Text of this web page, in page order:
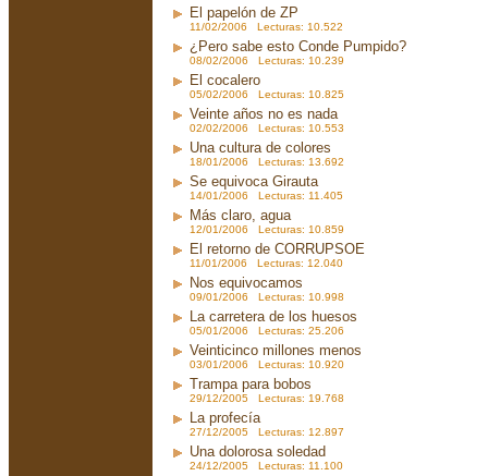
El papelón de ZP
11/02/2006 Lecturas: 10.522
¿Pero sabe esto Conde Pumpido?
08/02/2006 Lecturas: 10.239
El cocalero
05/02/2006 Lecturas: 10.825
Veinte años no es nada
02/02/2006 Lecturas: 10.553
Una cultura de colores
18/01/2006 Lecturas: 13.692
Se equivoca Girauta
14/01/2006 Lecturas: 11.405
Más claro, agua
12/01/2006 Lecturas: 10.859
El retorno de CORRUPSOE
11/01/2006 Lecturas: 12.040
Nos equivocamos
09/01/2006 Lecturas: 10.998
La carretera de los huesos
05/01/2006 Lecturas: 25.206
Veinticinco millones menos
03/01/2006 Lecturas: 10.920
Trampa para bobos
29/12/2005 Lecturas: 19.768
La profecía
27/12/2005 Lecturas: 12.897
Una dolorosa soledad
24/12/2005 Lecturas: 11.100